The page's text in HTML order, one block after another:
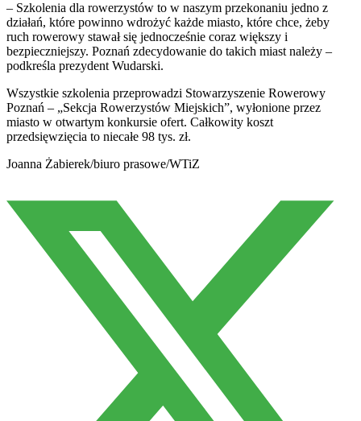
– Szkolenia dla rowerzystów to w naszym przekonaniu jedno z
działań, które powinno wdrożyć każde miasto, które chce, żeby
ruch rowerowy stawał się jednocześnie coraz większy i
bezpieczniejszy. Poznań zdecydowanie do takich miast należy –
podkreśla prezydent Wudarski.
Wszystkie szkolenia przeprowadzi Stowarzyszenie Rowerowy
Poznań – „Sekcja Rowerzystów Miejskich”, wyłonione przez
miasto w otwartym konkursie ofert. Całkowity koszt
przedsięwzięcia to niecałe 98 tys. zł.
Joanna Żabierek/biuro prasowe/WTiZ